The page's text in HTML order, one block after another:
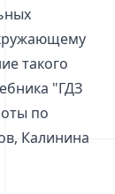
такого
"ГДЗ
по
Калинина